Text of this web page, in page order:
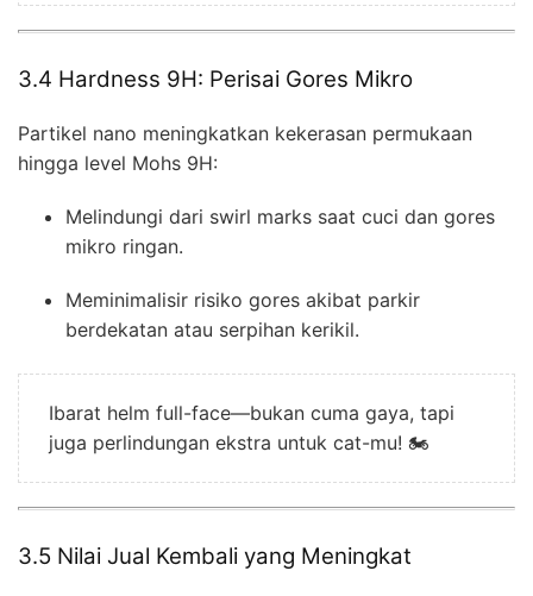
3.4 Hardness 9H: Perisai Gores Mikro
Partikel nano meningkatkan kekerasan permukaan
hingga level Mohs 9H:
Melindungi dari swirl marks saat cuci dan gores
mikro ringan.
Meminimalisir risiko gores akibat parkir
berdekatan atau serpihan kerikil.
Ibarat helm full-face—bukan cuma gaya, tapi
juga perlindungan ekstra untuk cat-mu! 🏍️
3.5 Nilai Jual Kembali yang Meningkat